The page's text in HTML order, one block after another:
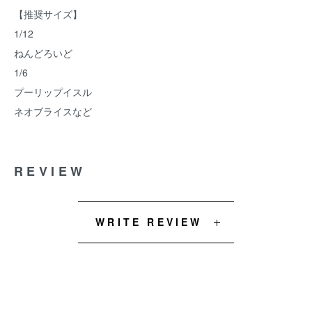
【推奨サイズ】
1/12
ねんどろいど
1/6
プーリップイスル
ネオブライスなど
REVIEW
WRITE REVIEW